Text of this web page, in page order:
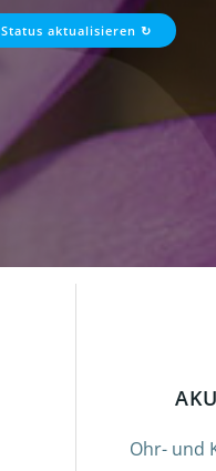
Status aktualisieren ↻
Ohr- und